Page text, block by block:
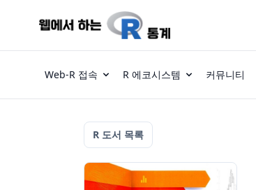
Web-R 접속 R 에코시스템 커뮤니티
R 도서 목록